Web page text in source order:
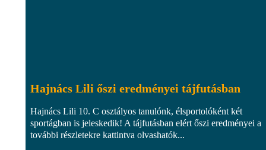
Hajnács Lili őszi eredményei tájfutásban
Hajnács Lili 10. C osztályos tanulónk, élsportolóként két
sportágban is jeleskedik! A tájfutásban elért őszi eredményei a
további részletekre kattintva olvashatók...